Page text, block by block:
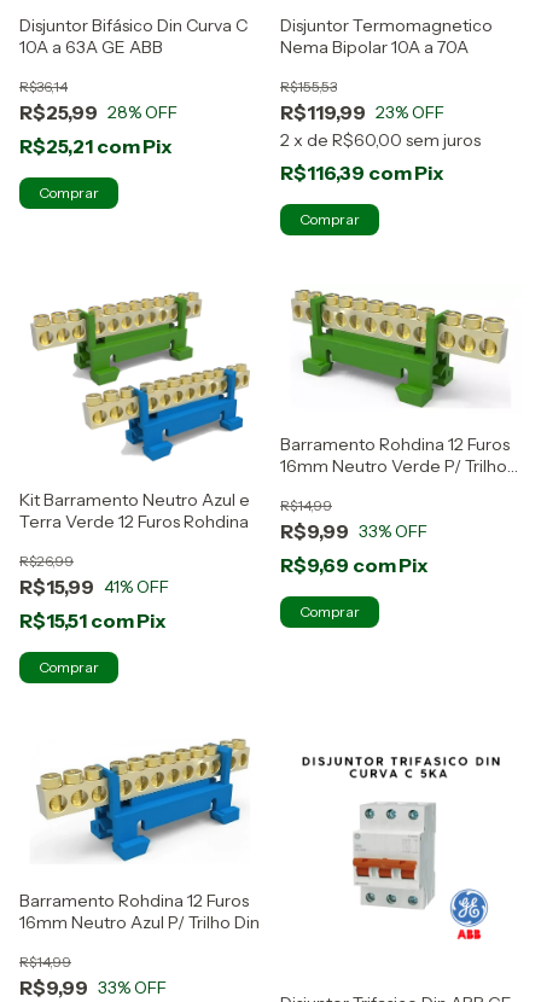
Disjuntor Bifásico Din Curva C
10A a 63A GE ABB
R$25,99
R$36,14
28% OFF
R$25,21 comPix
Comprar
Disjuntor Termomagnetico
Nema Bipolar 10A a 70A
R$119,99
R$155,53
23% OFF
2x de R$60,00 sem juros
R$116,39 comPix
Comprar
Kit Barramento Neutro Azul e
Terra Verde 12 Furos Rohdina
R$15,99
R$26,99
41% OFF
R$15,51 comPix
Barramento Rohdina 12 Furos
16mm Neutro Verde P/ Trilho
R$9,99
R$14,99
33% OFF
R$9,69 comPix
Barramento Rohdina 12 Furos
16mm Neutro Azul P/ Trilho Din
R$9,99
R$14,99
33% OFF